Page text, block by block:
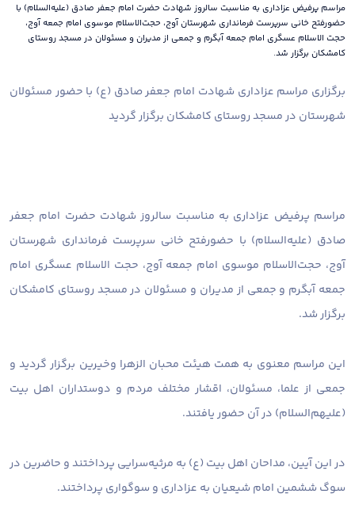
مراسم پرفیض عزاداری به مناسبت سالروز شهادت حضرت امام جعفر صادق (علیه‌السلام) با
حضورفتح خانی سرپرست فرمانداری شهرستان آوج، حجت‌الاسلام موسوی امام جمعه آوج،
حجت الاسلام عسگری امام جمعه آبگرم و جمعی از مدیران و مسئولان در مسجد روستای
کامشکان برگزار شد.
برگزاری مراسم عزاداری شهادت امام جعفر صادق (ع) با حضور مسئولان
شهرستان در مسجد روستای کامشکان برگزار گردید
مراسم پرفیض عزاداری به مناسبت سالروز شهادت حضرت امام جعفر
صادق (علیه‌السلام) با حضورفتح خانی سرپرست فرمانداری شهرستان
آوج، حجت‌الاسلام موسوی امام جمعه آوج، حجت الاسلام عسگری امام
جمعه آبگرم و جمعی از مدیران و مسئولان در مسجد روستای کامشکان
برگزار شد.
این مراسم معنوی به همت هیئت محبان الزهرا وخیرین برگزار گردید و
جمعی از علما، مسئولان، اقشار مختلف مردم و دوستداران اهل بیت
(علیهم‌السلام) در آن حضور یافتند.
در این آیین، مداحان اهل بیت (ع) به مرثیه‌سرایی پرداختند و حاضرین در
سوگ ششمین امام شیعیان به عزاداری و سوگواری پرداختند.